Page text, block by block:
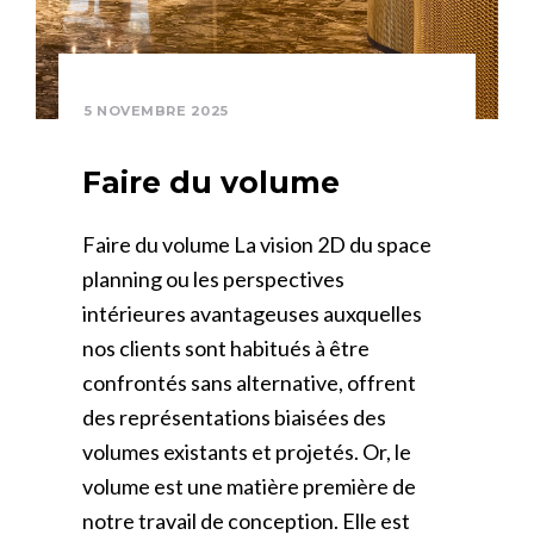
5 NOVEMBRE 2025
Faire du volume
Faire du volume La vision 2D du space
planning ou les perspectives
intérieures avantageuses auxquelles
nos clients sont habitués à être
confrontés sans alternative, offrent
des représentations biaisées des
volumes existants et projetés. Or, le
volume est une matière première de
notre travail de conception. Elle est